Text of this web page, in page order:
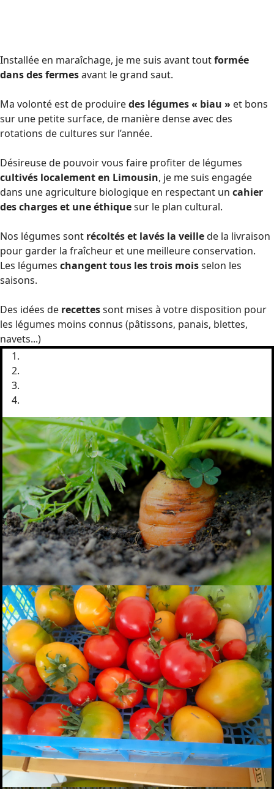
Installée en maraîchage, je me suis avant toutformée
dans des fermesavant le grand saut.
Ma volonté est de produiredes légumes « biau » et bons
sur une petite surface, de manière dense avec des
rotations de cultures sur l’année.
Désireuse de pouvoir vous faire profiter de légumes
cultivés localement en Limousin, je me suis engagée
dans une agriculture biologique en respectant un cahier
des charges et une éthiquesur le plan cultural.
Nos légumes sont récoltés et lavés la veillede la livraison
pour garder la fraîcheur et une meilleure conservation.
Les légumes changent tous les trois moisselon les
saisons.
Des idées de recettessont mises à votre disposition pour
les légumes moins connus (pâtissons, panais, blettes,
navets...)